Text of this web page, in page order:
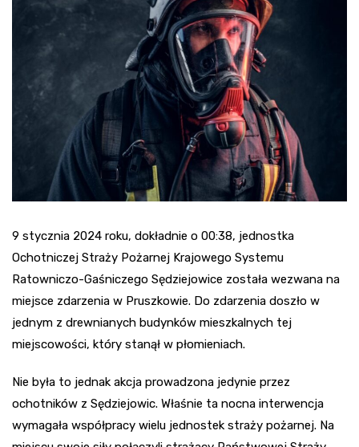
9 stycznia 2024 roku, dokładnie o 00:38, jednostka
Ochotniczej Straży Pożarnej Krajowego Systemu
Ratowniczo-Gaśniczego Sędziejowice została wezwana na
miejsce zdarzenia w Pruszkowie. Do zdarzenia doszło w
jednym z drewnianych budynków mieszkalnych tej
miejscowości, który stanął w płomieniach.
Nie była to jednak akcja prowadzona jedynie przez
ochotników z Sędziejowic. Właśnie ta nocna interwencja
wymagała współpracy wielu jednostek straży pożarnej. Na